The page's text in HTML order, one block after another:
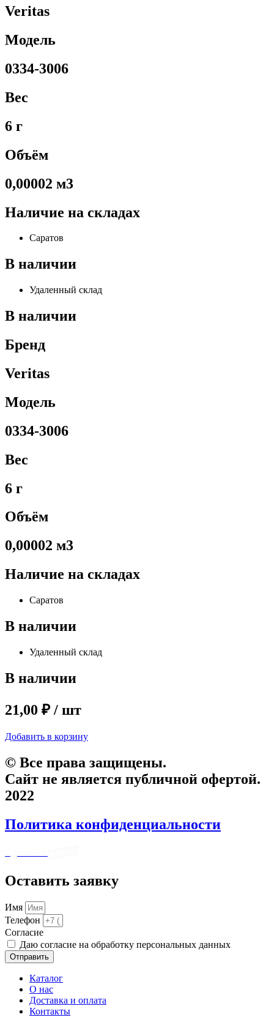
Veritas
Модель
0334-3006
Вес
6 г
Объём
0,00002 м3
Наличие на складах
Саратов
В наличии
Удаленный склад
В наличии
Бренд
Veritas
Модель
0334-3006
Вес
6 г
Объём
0,00002 м3
Наличие на складах
Саратов
В наличии
Удаленный склад
В наличии
21,00 ₽ / шт
Добавить в корзину
© Все права защищены.
Сайт не является публичной офертой.
2022
Политика конфиденциальности
Оставить заявку
Имя
Телефон
Cогласие
Даю согласие на обработку персональных данных
Отправить
Каталог
О нас
Доставка и оплата
Контакты